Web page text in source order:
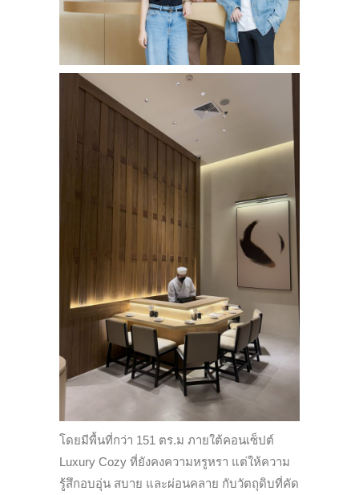
โดยมีพื้นที่กว่า 151 ตร.ม ภายใต้คอนเซ็ปต์
Luxury Cozy ที่ยังคงความหรูหรา แต่ให้ความ
รู้สึกอบอุ่น สบาย และผ่อนคลาย กับวัตถุดิบที่คัด